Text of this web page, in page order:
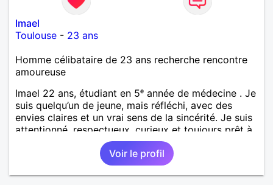
Imael
Toulouse - 23 ans
Homme célibataire de 23 ans recherche rencontre
amoureuse
Imael 22 ans, étudiant en 5ᵉ année de médecine . Je
suis quelqu’un de jeune, mais réfléchi, avec des
envies claires et un vrai sens de la sincérité. Je suis
attentionné, respectueux, curieux et toujours prêt à
écouter. J’aime les discussions profondes, les
moments simples qui restent en mémoire, et j’ai un
vrai sens de l’humour qui détend les situations. Je
suis attiré par les femmes mûres, celles qui ont de
Voir le profil